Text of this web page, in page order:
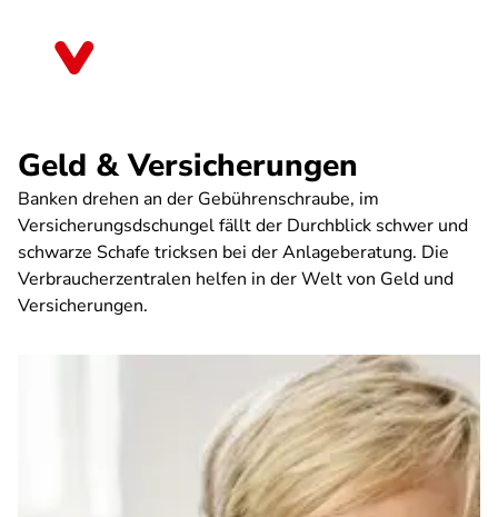
Geld & Versicherungen
Banken drehen an der Gebührenschraube, im
Versicherungsdschungel fällt der Durchblick schwer und
schwarze Schafe tricksen bei der Anlageberatung. Die
Verbraucherzentralen helfen in der Welt von Geld und
Versicherungen.